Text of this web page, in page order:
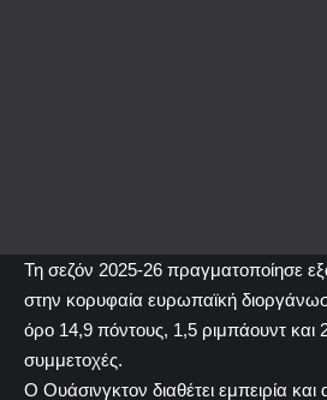
Τη σεζόν 2025-26 πραγματοποίησε
στην κορυφαία ευρωπαϊκή
όρο 14,9 πόντους, 1,5 ριμπάουντ και
συμμετοχές.
Ο Ουάσινγκτον διαθέτει εμπειρία